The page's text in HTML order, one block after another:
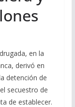
en la
derivó en
detención de
secuestro de
de establecer.